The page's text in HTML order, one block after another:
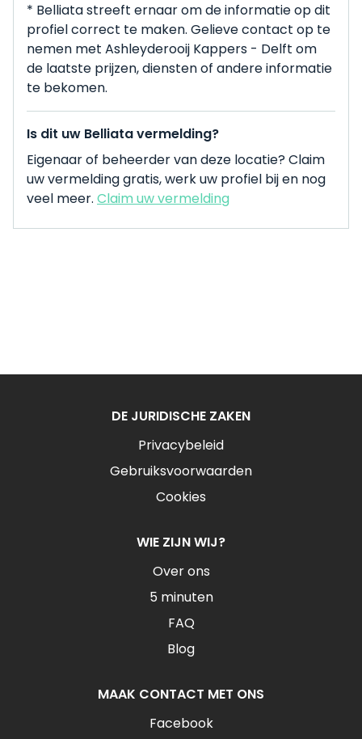
* Belliata streeft ernaar om de informatie op dit
profiel correct te maken. Gelieve contact op te
nemen met Ashleyderooij Kappers - Delft om
de laatste prijzen, diensten of andere informatie
te bekomen.
Is dit uw Belliata vermelding?
Eigenaar of beheerder van deze locatie? Claim
uw vermelding gratis, werk uw profiel bij en nog
veel meer. Claim uw vermelding
DE JURIDISCHE ZAKEN
Privacybeleid
Gebruiksvoorwaarden
Cookies
WIE ZIJN WIJ?
Over ons
5 minuten
FAQ
Blog
MAAK CONTACT MET ONS
Facebook